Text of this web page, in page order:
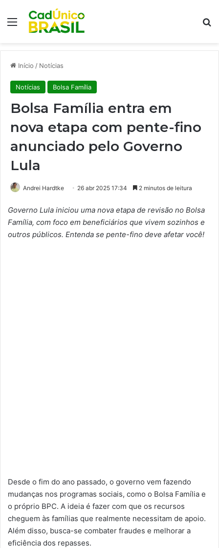
Menu
Início / Notícias
Notícias Bolsa Família
Bolsa Família entra em
nova etapa com pente-fino
anunciado pelo Governo
Lula
Andrei Hardtke 26 abr 2025 17:34 2 minutos de leitura
Governo Lula iniciou uma nova etapa de revisão no Bolsa
Família, com foco em beneficiários que vivem sozinhos e
outros públicos. Entenda se pente-fino deve afetar você!
Desde o fim do ano passado, o governo vem fazendo
mudanças nos programas sociais, como o Bolsa Família e
o próprio BPC. A ideia é fazer com que os recursos
cheguem às famílias que realmente necessitam de apoio.
Além disso, busca-se combater fraudes e melhorar a
eficiência dos repasses.